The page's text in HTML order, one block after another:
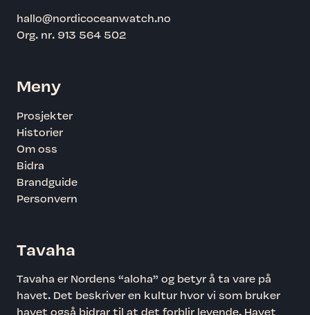
hallo@nordicoceanwatch.no
Org. nr. 913 564 502
Meny
Prosjekter
Historier
Om oss
Bidra
Brandguide
Personvern
Tavaha
Tavaha er Nordens “aloha” og betyr å ta vare på
havet. Det beskriver en kultur hvor vi som bruker